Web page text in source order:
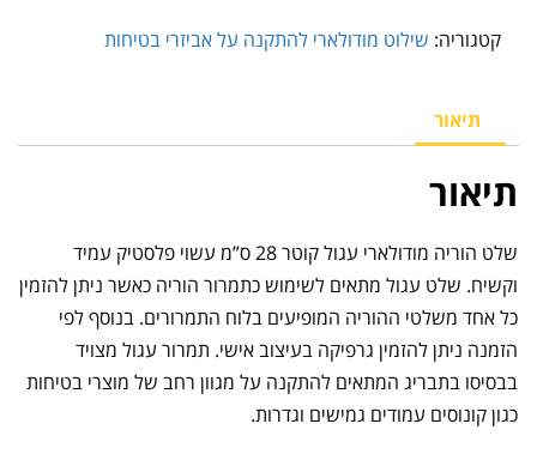
קטגוריה: שילוט מודולארי להתקנה על אביזרי בטיחות
תיאור
תיאור
שלט הוריה מודולארי עגול קוטר 28 ס”מ עשוי פלסטיק עמיד
וקשיח. שלט עגול מתאים לשימוש כתמרור הוריה כאשר ניתן להזמין
כל אחד משלטי ההוריה המופיעים בלוח התמרורים. בנוסף לפי
הזמנה ניתן להזמין גרפיקה בעיצוב אישי. תמרור עגול מצויד
בבסיסו בתבריג המתאים להתקנה על מגוון רחב של מוצרי בטיחות
כגון קונוסים עמודים גמישים וגדרות.